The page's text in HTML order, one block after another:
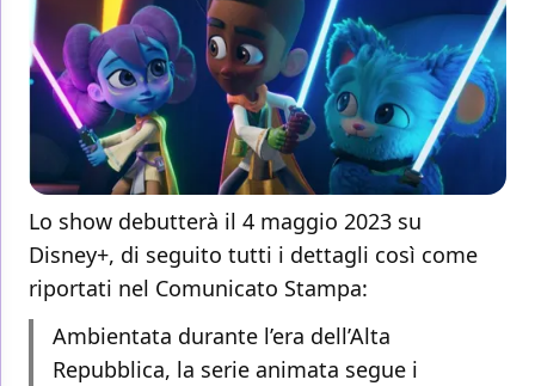
Lo show debutterà il 4 maggio 2023 su
Disney+, di seguito tutti i dettagli così come
riportati nel Comunicato Stampa:
Ambientata durante l’era dell’Alta
Repubblica, la serie animata segue i